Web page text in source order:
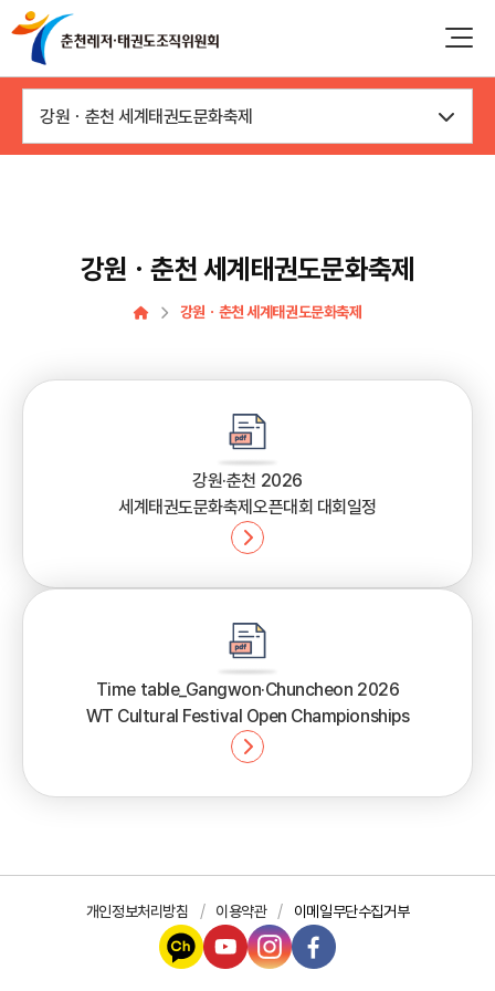
강원ㆍ춘천 세계태권도문화축제
강원ㆍ춘천 세계태권도문화축제
강원ㆍ춘천 세계태권도문화축제
강원·춘천 2026
세계태권도문화축제오픈대회 대회일정
Time table_Gangwon·Chuncheon 2026
WT Cultural Festival Open Championships
개인정보처리방침 이용약관 이메일무단수집거부